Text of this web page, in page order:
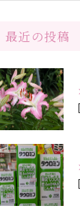
最近の投稿